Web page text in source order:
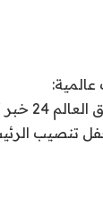
نقدم
تنصيب